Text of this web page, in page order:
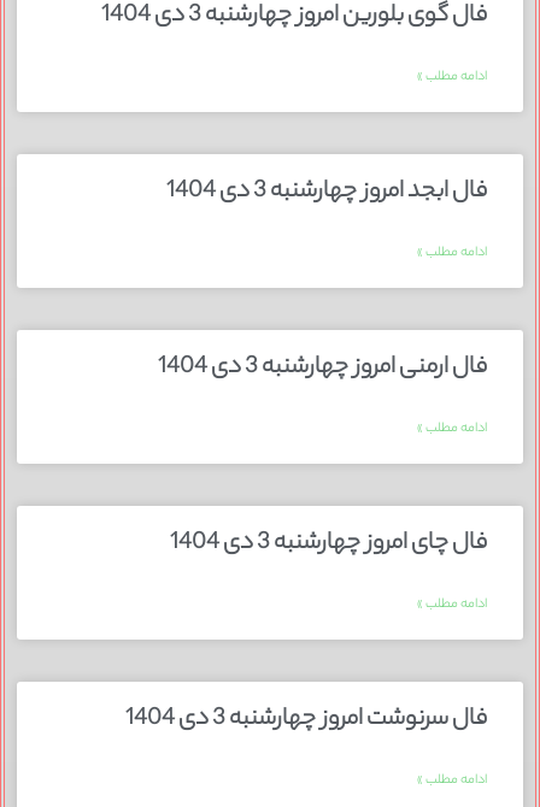
فال گوی بلورین امروز چهارشنبه 3 دی 1404
ادامه مطلب »
فال ابجد امروز چهارشنبه 3 دی 1404
ادامه مطلب »
فال ارمنی امروز چهارشنبه 3 دی 1404
ادامه مطلب »
فال چای امروز چهارشنبه 3 دی 1404
ادامه مطلب »
فال سرنوشت امروز چهارشنبه 3 دی 1404
ادامه مطلب »